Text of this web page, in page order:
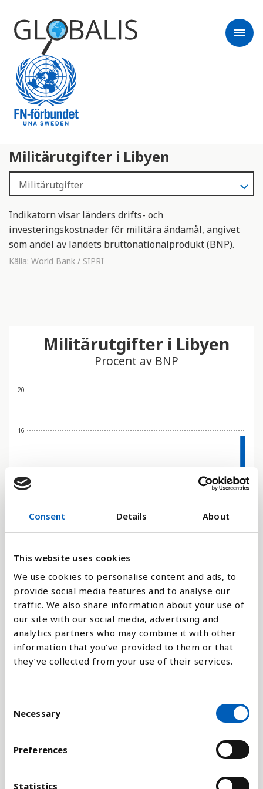
Consent Details About
This website uses cookies
We use cookies to personalise content and ads, to
provide social media features and to analyse our
traffic. We also share information about your use of
our site with our social media, advertising and
analytics partners who may combine it with other
information that you’ve provided to them or that
they’ve collected from your use of their services.
Necessary
Preferences
Statistics
menu
Militärutgifter i Libyen
Indikatorn visar länders drifts- och
investeringskostnader för militära ändamål, angivet
som andel av landets bruttonationalprodukt (BNP).
Källa: World Bank / SIPRI
0
16
20
1960 1962 1964 1966 1968 1970 1972 1974 1976 1978 1980 1982 1998 2000 2002 2004 2006 2008 2013
Militärutgifter i Libyen
Procent av BNP
Stapeldiagram